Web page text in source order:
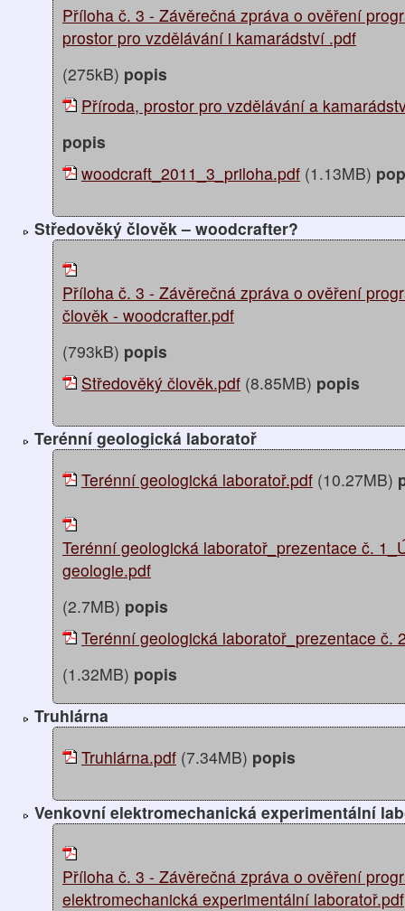
Příloha č. 3 - Závěrečná zpráva o ověření
prostor pro vzdělávání i kamarádství .pdf
(275kB) popis
Příroda, prostor pro vzdělávání a
popis
woodcraft_2011_3_priloha.pdf (1.13MB)
Středověký člověk – woodcrafter?
Příloha č. 3 - Závěrečná zpráva o ověření
člověk - woodcrafter.pdf
(793kB) popis
Středověký člověk.pdf (8.85MB) popis
Terénní geologická laboratoř
Terénní geologická laboratoř.pdf (10.27MB)
Terénní geologická laboratoř_prezentace č.
geologie.pdf
(2.7MB) popis
Terénní geologická laboratoř_prezentace č.
(1.32MB) popis
Truhlárna
Truhlárna.pdf (7.34MB) popis
Venkovní elektromechanická experimentální
Příloha č. 3 - Závěrečná zpráva o ověření
elektromechanická experimentální laboratoř.pdf